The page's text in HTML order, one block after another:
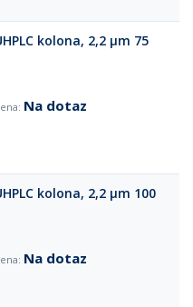
kolona, 2,2 µm 75
Na dotaz
kolona, 2,2 µm 100
Na dotaz